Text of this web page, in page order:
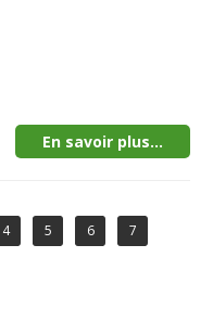
En savoir plus...
4 5 6
7